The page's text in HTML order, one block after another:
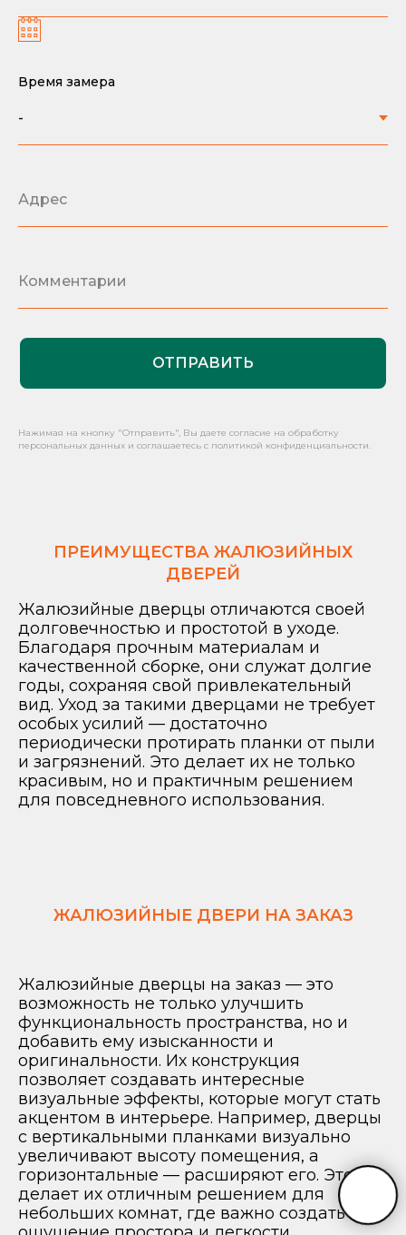
Время замера
ОТПРАВИТЬ
Нажимая на кнопку "Отправить", Вы даете согласие на обработку
персональных данных и соглашаетесь с политикой конфиденциальности.
ПРЕИМУЩЕСТВА ЖАЛЮЗИЙНЫХ
ДВЕРЕЙ
Жалюзийные дверцы отличаются своей
долговечностью и простотой в уходе.
Благодаря прочным материалам и
качественной сборке, они служат долгие
годы, сохраняя свой привлекательный
вид. Уход за такими дверцами не требует
особых усилий — достаточно
периодически протирать планки от пыли
и загрязнений. Это делает их не только
красивым, но и практичным решением
для повседневного использования.
ЖАЛЮЗИЙНЫЕ ДВЕРИ НА ЗАКАЗ
Жалюзийные дверцы на заказ — это
возможность не только улучшить
функциональность пространства, но и
добавить ему изысканности и
оригинальности. Их конструкция
позволяет создавать интересные
визуальные эффекты, которые могут стать
акцентом в интерьере. Например, дверцы
с вертикальными планками визуально
увеличивают высоту помещения, а
горизонтальные — расширяют его. Это
делает их отличным решением для
небольших комнат, где важно создать